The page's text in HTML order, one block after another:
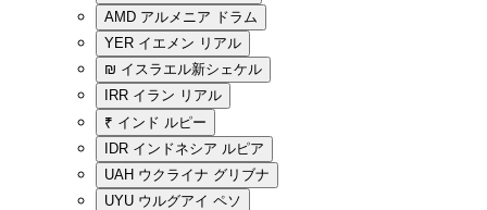
AMD アルメニア ドラム
YER イエメン リアル
₪ イスラエル新シェケル
IRR イラン リアル
₹ インド ルピー
IDR インドネシア ルピア
UAH ウクライナ グリブナ
UYU ウルグアイ ペソ